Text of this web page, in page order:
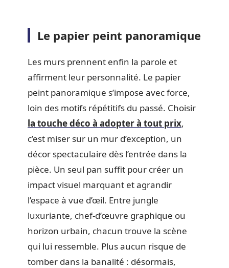
Le papier peint panoramique
Les murs prennent enfin la parole et
affirment leur personnalité. Le papier
peint panoramique s’impose avec force,
loin des motifs répétitifs du passé. Choisir
la touche déco à adopter à tout prix,
c’est miser sur un mur d’exception, un
décor spectaculaire dès l’entrée dans la
pièce. Un seul pan suffit pour créer un
impact visuel marquant et agrandir
l’espace à vue d’œil. Entre jungle
luxuriante, chef-d’œuvre graphique ou
horizon urbain, chacun trouve la scène
qui lui ressemble. Plus aucun risque de
tomber dans la banalité : désormais,